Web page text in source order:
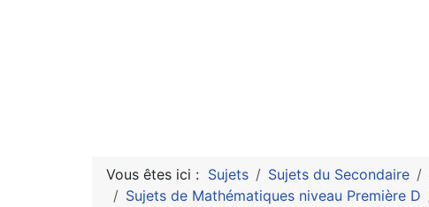
Vous êtes ici : Sujets Sujets du Secondaire
Sujets de Mathématiques niveau Première D